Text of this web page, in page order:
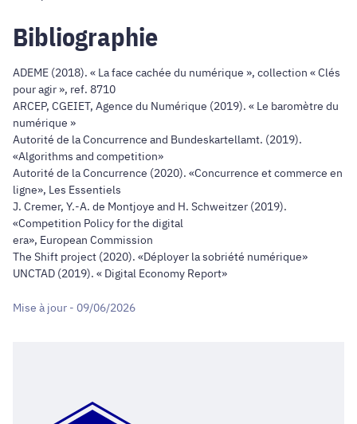
Bibliographie
ADEME (2018). « La face cachée du numérique », collection « Clés
pour agir », ref. 8710
ARCEP, CGEIET, Agence du Numérique (2019). « Le baromètre du
numérique »
Autorité de la Concurrence and Bundeskartellamt. (2019).
«Algorithms and competition»
Autorité de la Concurrence (2020). «Concurrence et commerce en
ligne», Les Essentiels
J. Cremer, Y.-A. de Montjoye and H. Schweitzer (2019).
«Competition Policy for the digital
era», European Commission
The Shift project (2020). «Déployer la sobriété numérique»
UNCTAD (2019). « Digital Economy Report»
Mise à jour - 09/06/2026